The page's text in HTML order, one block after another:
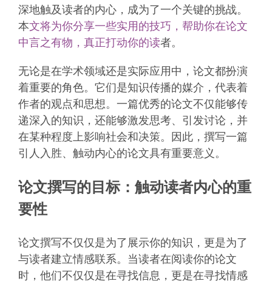
深地触及读者的内心，成为了一个关键的挑战。
本文将为你分享一些实用的技巧，帮助你在论文
中言之有物，真正打动你的读者。
无论是在学术领域还是实际应用中，论文都扮演
着重要的角色。它们是知识传播的媒介，代表着
作者的观点和思想。一篇优秀的论文不仅能够传
递深入的知识，还能够激发思考、引发讨论，并
在某种程度上影响社会和决策。因此，撰写一篇
引人入胜、触动内心的论文具有重要意义。
论文撰写的目标：触动读者内心的重
要性
论文撰写不仅仅是为了展示你的知识，更是为了
与读者建立情感联系。当读者在阅读你的论文
时，他们不仅仅是在寻找信息，更是在寻找情感